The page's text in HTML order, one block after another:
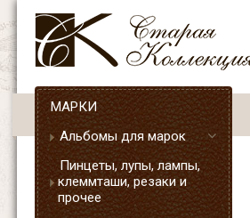
МАРКИ
Альбомы для марок
Пинцеты, лупы, лампы,
клеммташи, резаки и
прочее